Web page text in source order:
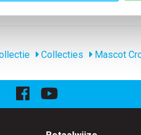
Collecties Mascot